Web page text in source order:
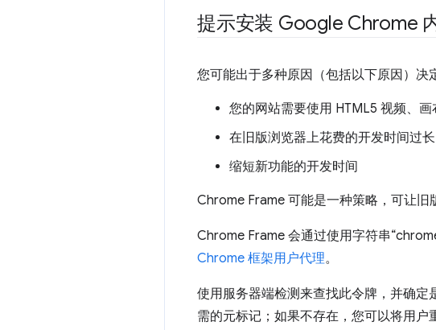
提示安装 Google Chrome
您可能出于多种原因（包括以下原因）决
您的网站需要使用 HTML5 视频、
在旧版浏览器上花费的开发时间过长
缩短新功能的开发时间
Chrome Frame 可能是一种策略，可让旧
Chrome Frame 会通过使用字符串
Chrome 框架用户代理。
使用服务器端检测来查找此令牌，并确
需的元标记；如果不存在，您可以将用户